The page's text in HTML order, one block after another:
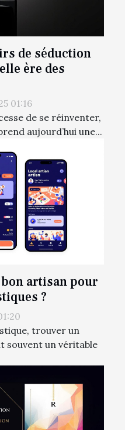
de séduction
ère des
01:16
de se réinventer,
aujourd’hui une...
artisan pour
?
trouver un
souvent un véritable